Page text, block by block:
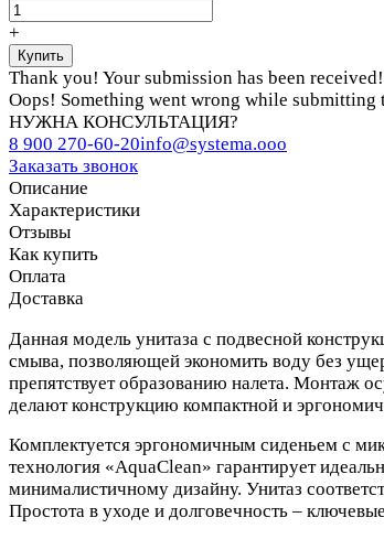
+
Thank you! Your submission has been received!
Oops! Something went wrong while submitting
НУЖНА КОНСУЛЬТАЦИЯ?
8 900 270-60-20info@systema.ooo
Заказать звонок
Описание
Характеристики
Отзывы
Как купить
Оплата
Доставка
Данная модель унитаза с подвесной
смыва, позволяющей экономить воду без
препятствует образованию налета. Монтаж
делают конструкцию компактной и
Комплектуется эргономичным сиденьем с
технология «AquaClean» гарантирует
минималистичному дизайну. Унитаз
Простота в уходе и долговечность –